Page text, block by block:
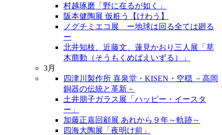
村越琢磨「野に在るが如く」
阪本健陶展 仮粧う【けわう】
ノグチミエコ展 ー地球は回る全ては廻る
ー
北井知枝、近藤文、蓮見かおり三人展「草
木萠動（そうもくめばえいずる）」
3月
四津川製作所 喜泉堂・KISEN・空穏 －高岡
銅器の伝統と革新－
土井朋子ガラス展「ハッピー・イースタ
ー」
加藤正嘉回顧展 あれから９年～軌跡～
四海大陶展「夜明け前」